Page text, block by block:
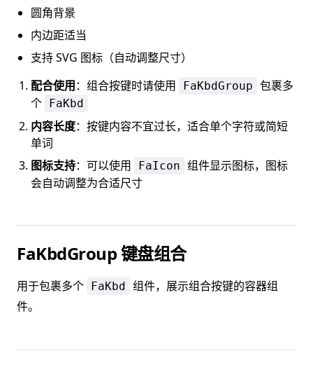
圆角背景
内边距适当
支持 SVG 图标（自动调整尺寸）
配合使用：组合按键时请使用 FaKbdGroup 包裹多
个 FaKbd
内容长度：按键内容不宜过长，适合单个字符或简短
单词
图标支持：可以使用 FaIcon 组件显示图标，图标
会自动调整为合适尺寸
FaKbdGroup 键盘组合
用于包裹多个 FaKbd 组件，展示组合按键的容器组
件。